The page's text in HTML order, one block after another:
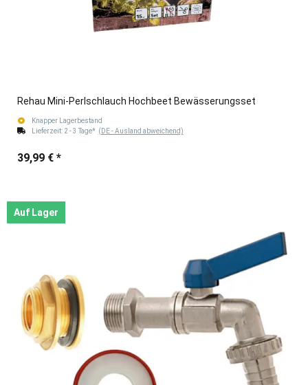
Rehau Mini-Perlschlauch Hochbeet Bewässerungsset
Knapper Lagerbestand
Lieferzeit: 2 - 3 Tage* (DE - Ausland abweichend)
39,99 € *
Auf Lager